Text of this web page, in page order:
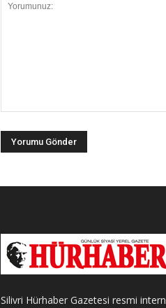
Silivri Hürhaber Gazetesi resmi